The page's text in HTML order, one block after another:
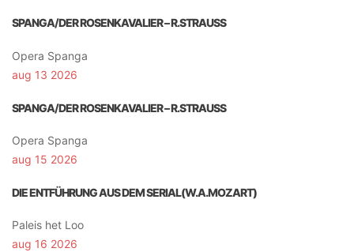
SPANGA/DER ROSENKAVALIER – R.STRAUSS
Opera Spanga
aug 13 2026
SPANGA/DER ROSENKAVALIER – R.STRAUSS
Opera Spanga
aug 15 2026
DIE ENTFÜHRUNG AUS DEM SERIAL(W.A.MOZART)
Paleis het Loo
aug 16 2026